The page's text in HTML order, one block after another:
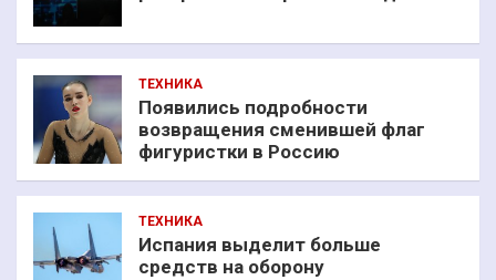
ТЕХНИКА
Появились подробности
возвращения сменившей флаг
фигуристки в Россию
ТЕХНИКА
Испания выделит больше
средств на оборону